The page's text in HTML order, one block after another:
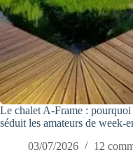
Le chalet A-Frame :
séduit les amateurs de week-
03/07/2026
12